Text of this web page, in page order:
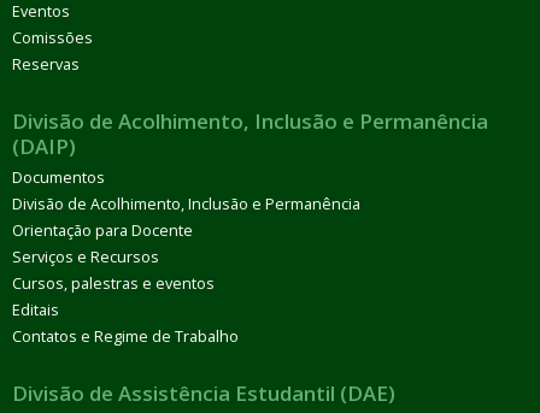
Eventos
Comissões
Reservas
Divisão de Acolhimento, Inclusão e Permanência
(DAIP)
Documentos
Divisão de Acolhimento, Inclusão e Permanência
Orientação para Docente
Serviços e Recursos
Cursos, palestras e eventos
Editais
Contatos e Regime de Trabalho
Divisão de Assistência Estudantil (DAE)